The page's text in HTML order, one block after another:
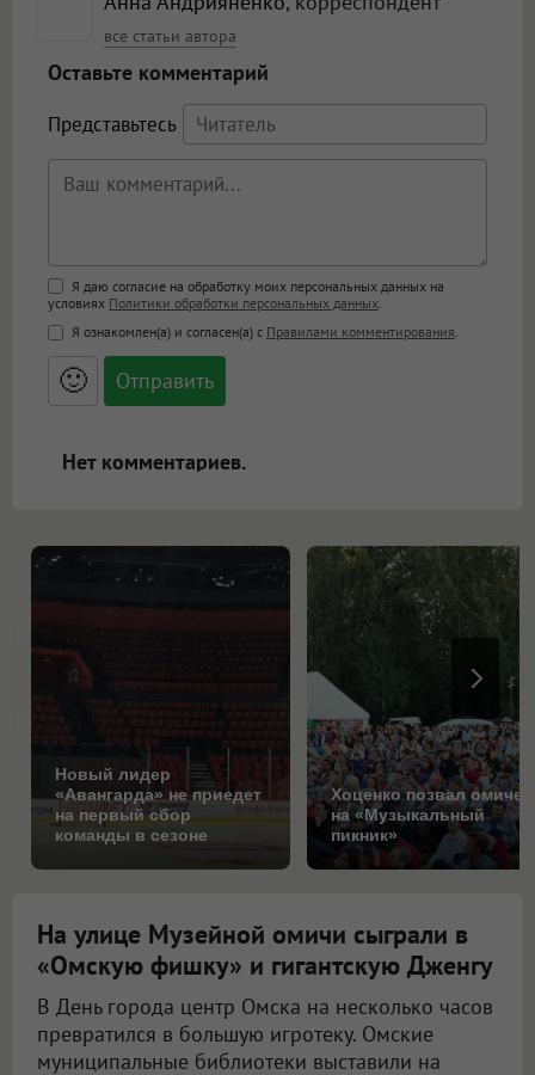
все статьи автора
Оставьте комментарий
Представьтесь
Поддержка HTML
<b>, <strong>, <u>, <i>, <em>, <s>, <big>,
<small>, <sup>, <sub>, <pre>, <ul>, <ol>, <li>,
<blockquote>, <code> экранирует HTML,
адреса URL автоматически становятся
ссылками, и [img]адрес[/img] будет
Я даю согласие на обработку моих персональных данных на
условиях Политики обработки персональных данных.
Я ознакомлен(а) и согласен(а) с Правилами комментирования.
🙂
Нет комментариев.
Новый лидер
«Авангарда» не приедет
на первый сбор
команды в сезоне
Хоценко позвал омичей
на «Музыкальный
пикник»
На улице Музейной омичи сыграли в
«Омскую фишку» и гигантскую Дженгу
В День города центр Омска на несколько часов
превратился в большую игротеку. Омские
муниципальные библиотеки выставили на